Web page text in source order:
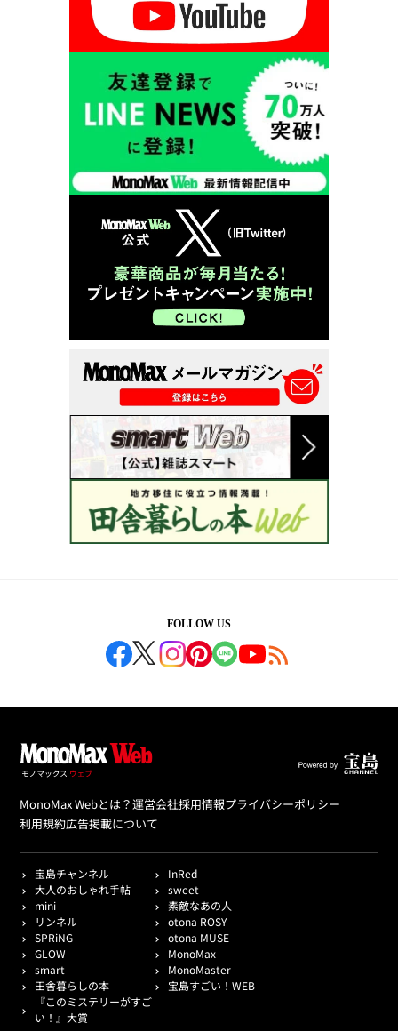
FOLLOW US
MonoMax Webとは？運営会社採用情報プライバシーポリシー
利用規約広告掲載について
宝島チャンネル
InRed
大人のおしゃれ手帖
sweet
mini
素敵なあの人
リンネル
otona ROSY
SPRiNG
otona MUSE
GLOW
MonoMax
smart
MonoMaster
田舎暮らしの本
宝島すごい！WEB
『このミステリーがすご
い！』大賞